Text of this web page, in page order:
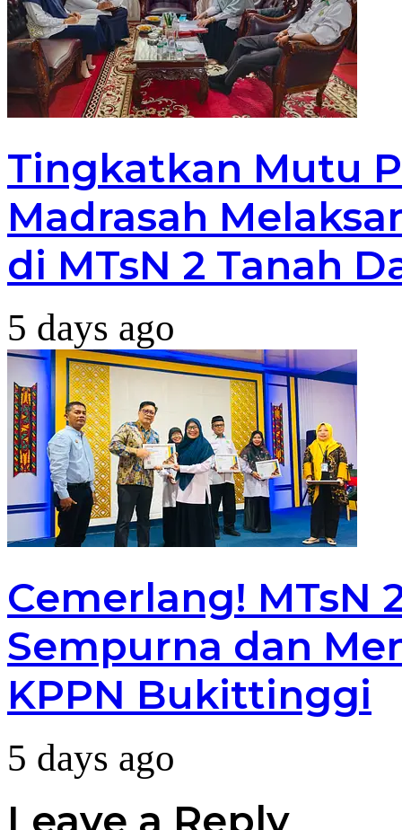
Tingkatkan Mutu
Madrasah
di MTsN 2 Tanah
5 days ago
Cemerlang! MTsN
Sempurna dan
KPPN Bukittinggi
5 days ago